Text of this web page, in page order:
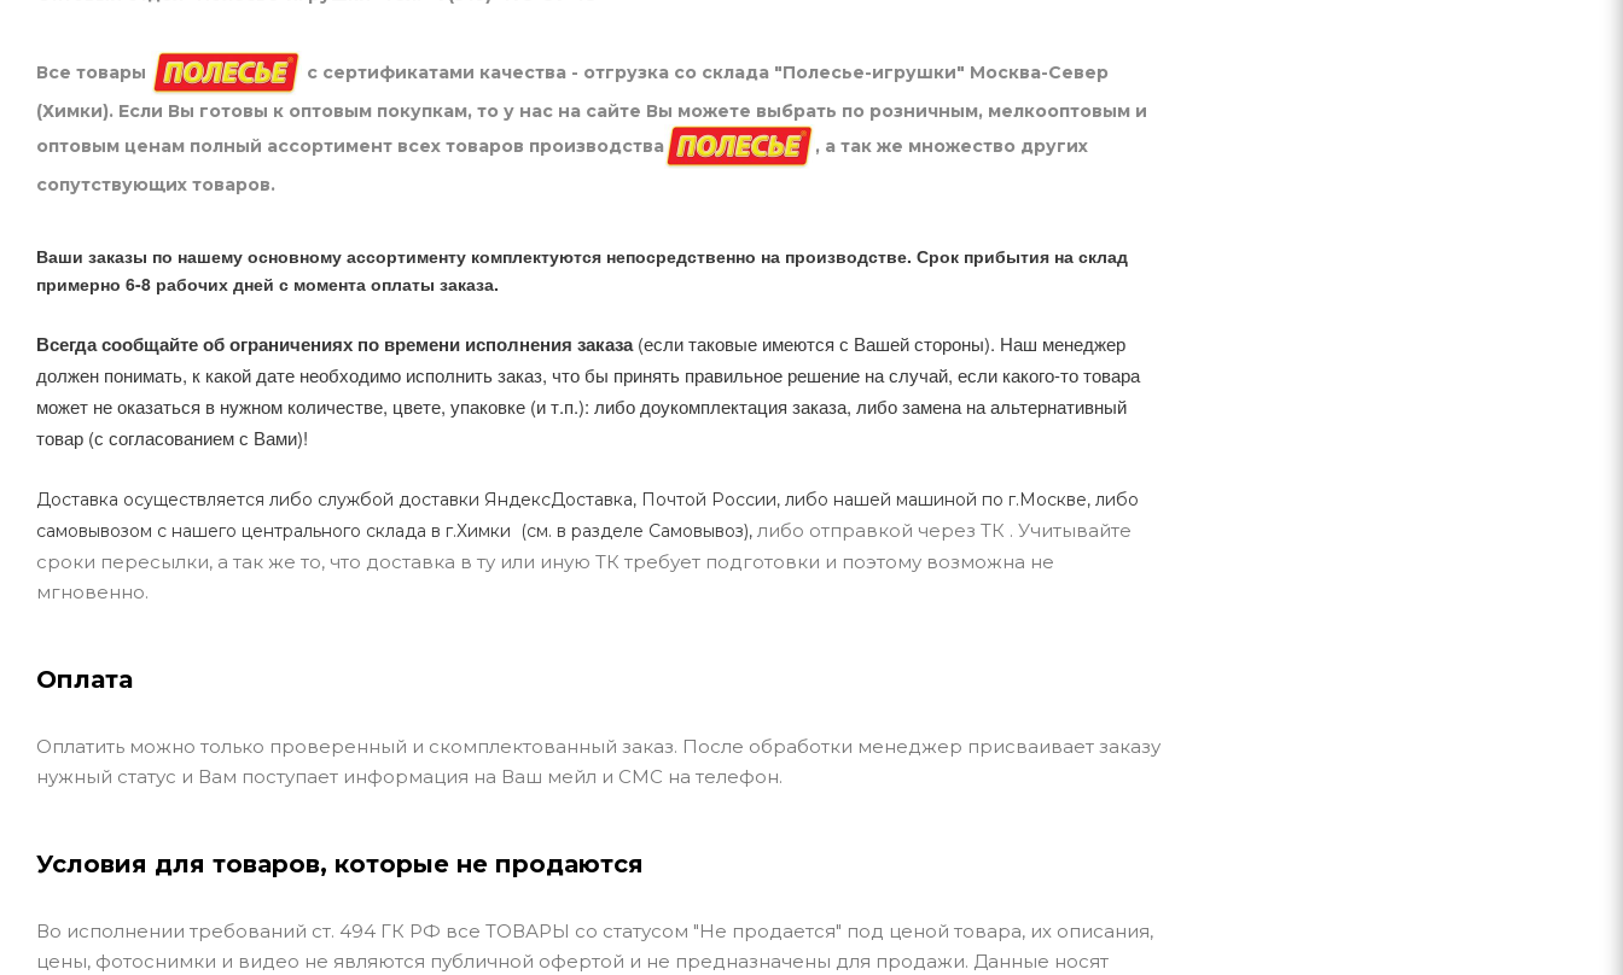
Все товары
с сертификатами качества - отгрузка со склада "Полесье-игрушки" Москва-Север
(Химки). Если Вы готовы к оптовым покупкам, то у нас на сайте Вы можете выбрать по розничным, мелкооптовым и
оптовым ценам полный ассортимент всех товаров производства
, а так же множество других
сопутствующих товаров.
Ваши заказы по нашему основному ассортименту комплектуются непосредственно на производстве. Срок прибытия на склад
примерно 6-8 рабочих дней с момента оплаты заказа.
Всегда сообщайте об ограничениях по времени исполнения заказа(если таковые имеются с Вашей стороны). Наш менеджер
должен понимать, к какой дате необходимо исполнить заказ, что бы принять правильное решение на случай, если какого-то товара
может не оказаться в нужном количестве, цвете, упаковке (и т.п.): либо доукомплектация заказа, либо замена на альтернативный
товар (с согласованием с Вами)!
Доставка осуществляется либо службой доставки ЯндексДоставка, Почтой России, либо нашей машиной по г.Москве, либо
самовывозом с нашего центрального склада в г.Химки (см. в разделе Самовывоз), либо отправкой через ТК . Учитывайте
сроки пересылки, а так же то, что доставка в ту или иную ТК требует подготовки и поэтому возможна не
мгновенно.
Оплата
Оплатить можно только проверенный и скомплектованный заказ. После обработки менеджер присваивает заказу
нужный статус и Вам поступает информация на Ваш мейл и СМС на телефон.
Условия для товаров, которые не продаются
Во исполнении требований ст. 494 ГК РФ все ТОВАРЫ со статусом "Не продается" под ценой товара, их описания,
цены, фотоснимки и видео не являются публичной офертой и не предназначены для продажи. Данные носят